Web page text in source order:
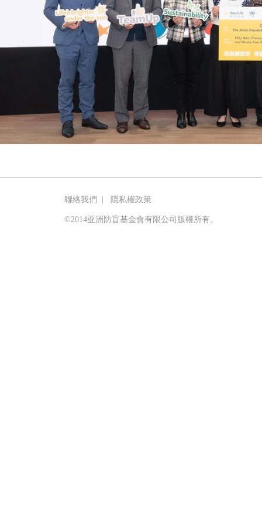
聯絡我們 隱私權政策
©2014亚洲防盲基金會有限公司版權所有。